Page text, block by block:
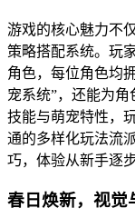
游戏的核心魅力不
策略搭配系统。玩
角色，每位角色均
宠系统”，还能为
技能与萌宠特性，
通的多样化玩法流
巧，体验从新手逐
春日焕新，视觉